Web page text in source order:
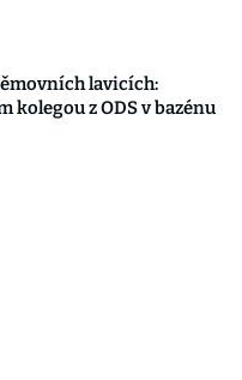
lavicích:
kolegou z ODS v bazénu